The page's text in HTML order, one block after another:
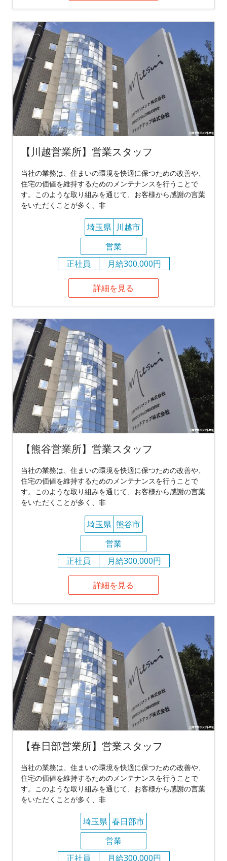
【川越営業所】営業スタッフ
当社の業務は、住まいの環境を快適に保つための改善や、
住宅の価値を維持するためのメンテナンスを行うことで
す。このような取り組みを通じて、お客様から感謝の言葉
をいただくことが多く、非
埼玉県 川越市
営業
正社員
月給300,000円
詳細を見る
【熊谷営業所】営業スタッフ
当社の業務は、住まいの環境を快適に保つための改善や、
住宅の価値を維持するためのメンテナンスを行うことで
す。このような取り組みを通じて、お客様から感謝の言葉
をいただくことが多く、非
埼玉県 熊谷市
営業
正社員
月給300,000円
詳細を見る
【春日部営業所】営業スタッフ
当社の業務は、住まいの環境を快適に保つための改善や、
住宅の価値を維持するためのメンテナンスを行うことで
す。このような取り組みを通じて、お客様から感謝の言葉
をいただくことが多く、非
埼玉県 春日部市
営業
正社員
月給300,000円